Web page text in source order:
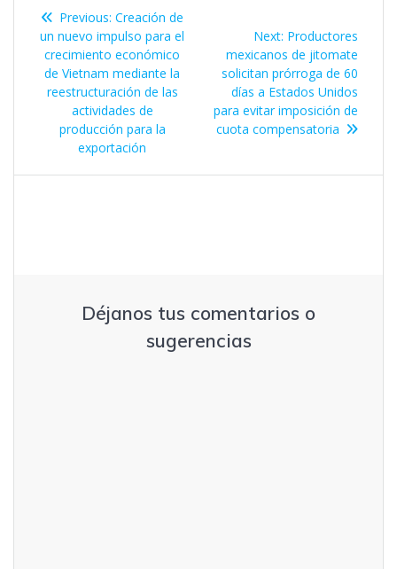
de
entradas
Previous: Previous
post:
Creación de
un nuevo impulso para el
crecimiento económico
de Vietnam mediante la
reestructuración de las
actividades de
producción para la
exportación
Next: Next
post:
Productores
mexicanos de jitomate
solicitan prórroga de 60
días a Estados Unidos
para evitar imposición de
cuota compensatoria
Déjanos tus comentarios o
sugerencias